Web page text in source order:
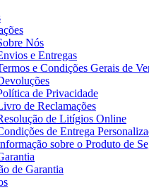
Nós
e Entregas
e Condições Gerais de
de Privacidade
de Reclamações
de Litígios Online
de Entrega
sobre o Produto de
de Garantia